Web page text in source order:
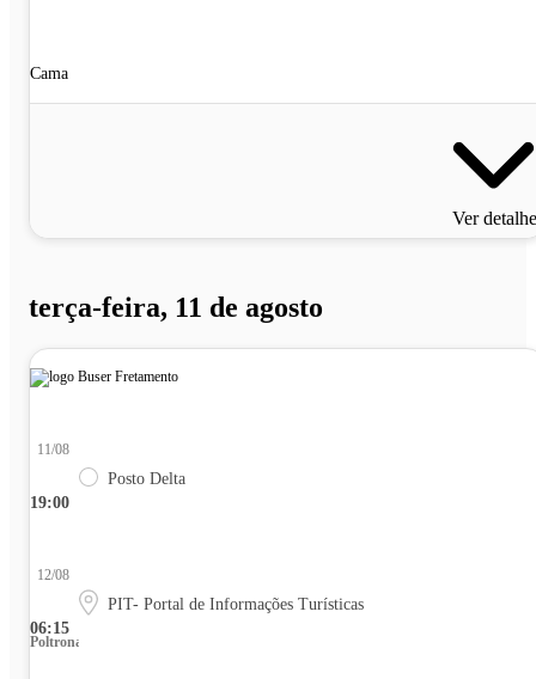
Cama
Ver
terça-feira, 11 de agosto
19:00
11/08
Posto Delta
06:15
12/08
PIT- Portal de Informações Turísticas
Poltrona